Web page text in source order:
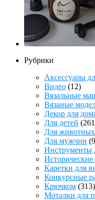
Рубрики
Аксессуары
Видео (12)
Вязальные
Вязаные
Декор для
Для детей
Для животных
Для мужчин
Инструменты
Каретки для
Конкурсные
Крючком (313)
Моталки для